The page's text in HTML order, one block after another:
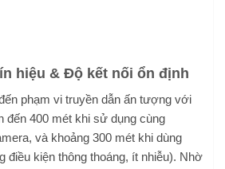
hiệu & Độ kết nối ổn định
phạm vi truyền dẫn ấn tượng với
đến 400 mét khi sử dụng cùng
và khoảng 300 mét khi dùng
điều kiện thông thoáng, ít nhiễu). Nhờ